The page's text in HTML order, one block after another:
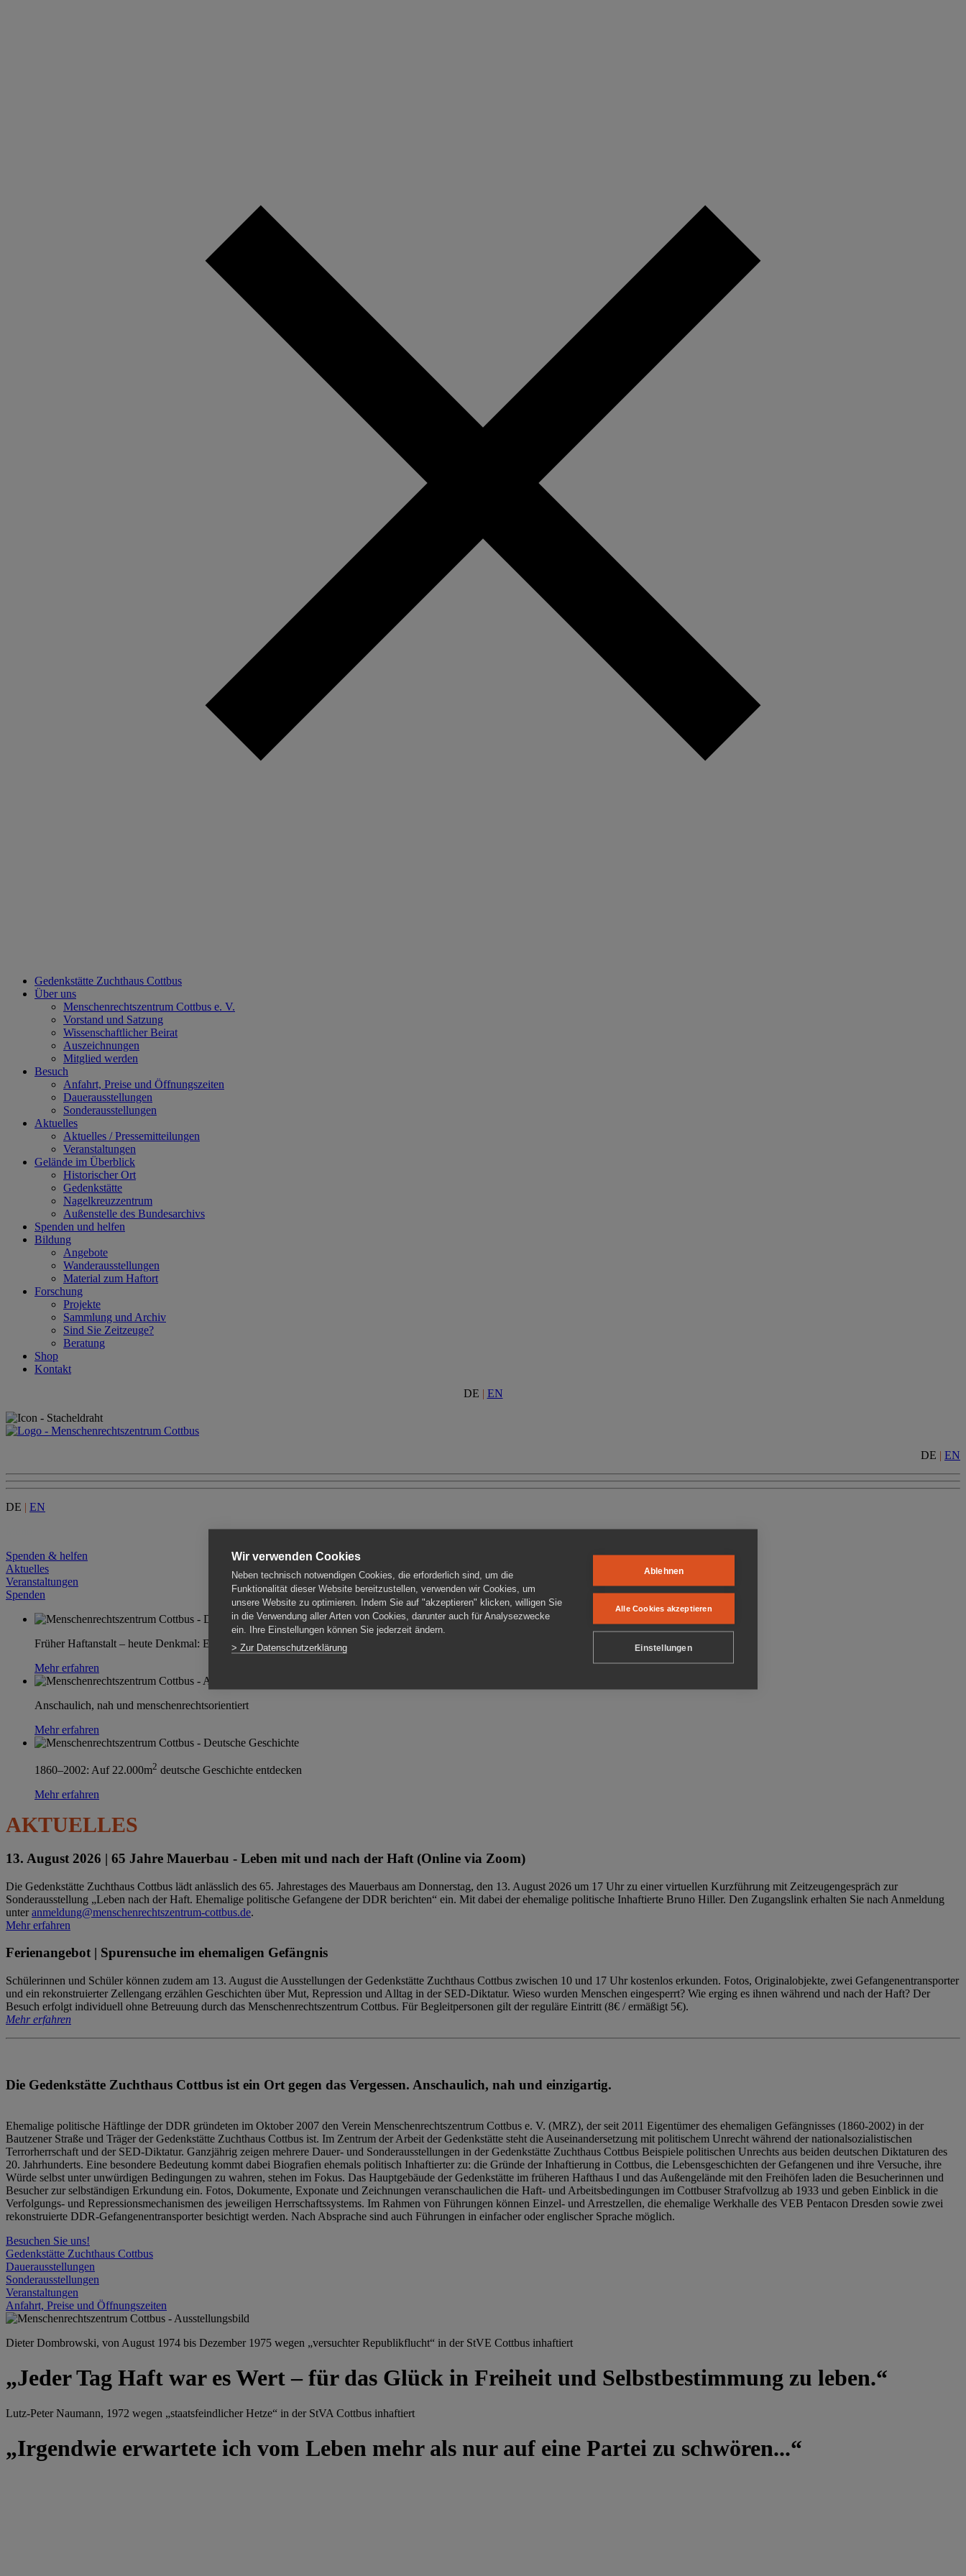
Gedenkstätte Zuchthaus Cottbus
Über uns
Menschenrechtszentrum Cottbus e. V.
Vorstand und Satzung
Wissenschaftlicher Beirat
Auszeichnungen
Mitglied werden
Besuch
Anfahrt, Preise und Öffnungszeiten
Dauerausstellungen
Sonderausstellungen
Aktuelles
Aktuelles / Pressemitteilungen
Veranstaltungen
Gelände im Überblick
Historischer Ort
Gedenkstätte
Nagelkreuzzentrum
Außenstelle des Bundesarchivs
Spenden und helfen
Bildung
Angebote
Wanderausstellungen
Material zum Haftort
Forschung
Projekte
Sammlung und Archiv
Sind Sie Zeitzeuge?
Beratung
Shop
Kontakt
DE | EN
DE | EN
DE | EN
Spenden & helfen
Aktuelles
Veranstaltungen
Spenden
Früher Haftanstalt – heute Denkmal: Einen Ort im Wandel erleben
Mehr erfahren
Anschaulich, nah und menschenrechtsorientiert
Mehr erfahren
1860–2002: Auf 22.000m2 deutsche Geschichte entdecken
Mehr erfahren
AKTUELLES
13. August 2026 | 65 Jahre Mauerbau - Leben mit und nach der Haft (Online via Zoom)
Die Gedenkstätte Zuchthaus Cottbus lädt anlässlich des 65. Jahrestages des Mauerbaus am Donnerstag, den 13. August 2026 um 17 Uhr zu einer virtuellen Kurzführung mit Zeitzeugengespräch zur
Sonderausstellung „Leben nach der Haft. Ehemalige politische Gefangene der DDR berichten“ ein. Mit dabei der ehemalige politische Inhaftierte Bruno Hiller. Den Zugangslink erhalten Sie nach Anmeldung
unteranmeldung@menschenrechtszentrum-cottbus.de.
Mehr erfahren
Ferienangebot | Spurensuche im ehemaligen Gefängnis
Schülerinnen und Schüler können zudem am 13. August die Ausstellungen der Gedenkstätte Zuchthaus Cottbus zwischen 10 und 17 Uhr kostenlos erkunden. Fotos, Originalobjekte, zwei Gefangenentransporter
und ein rekonstruierter Zellengang erzählen Geschichten über Mut, Repression und Alltag in der SED-Diktatur. Wieso wurden Menschen eingesperrt? Wie erging es ihnen während und nach der Haft? Der
Besuch erfolgt individuell ohne Betreuung durch das Menschenrechtszentrum Cottbus. Für Begleitpersonen gilt der reguläre Eintritt (8€ / ermäßigt 5€).
Mehr erfahren
Die Gedenkstätte Zuchthaus Cottbus ist ein Ort gegen das Vergessen. Anschaulich, nah und einzigartig.
Ehemalige politische Häftlinge der DDR gründeten im Oktober 2007 den Verein Menschenrechtszentrum Cottbus e. V. (MRZ), der seit 2011 Eigentümer des ehemaligen Gefängnisses (1860-2002) in der
Bautzener Straße und Träger der Gedenkstätte Zuchthaus Cottbus ist. Im Zentrum der Arbeit der Gedenkstätte steht die Auseinandersetzung mit politischem Unrecht während der nationalsozialistischen
Terrorherrschaft und der SED-Diktatur. Ganzjährig zeigen mehrere Dauer- und Sonderausstellungen in der Gedenkstätte Zuchthaus Cottbus Beispiele politischen Unrechts aus beiden deutschen Diktaturen des
20. Jahrhunderts. Eine besondere Bedeutung kommt dabei Biografien ehemals politisch Inhaftierter zu: die Gründe der Inhaftierung in Cottbus, die Lebensgeschichten der Gefangenen und ihre Versuche, ihre
Würde selbst unter unwürdigen Bedingungen zu wahren, stehen im Fokus. Das Hauptgebäude der Gedenkstätte im früheren Hafthaus I und das Außengelände mit den Freihöfen laden die Besucherinnen und
Besucher zur selbständigen Erkundung ein. Fotos, Dokumente, Exponate und Zeichnungen veranschaulichen die Haft- und Arbeitsbedingungen im Cottbuser Strafvollzug ab 1933 und geben Einblick in die
Verfolgungs- und Repressionsmechanismen des jeweiligen Herrschaftssystems. Im Rahmen von Führungen können Einzel- und Arrestzellen, die ehemalige Werkhalle des VEB Pentacon Dresden sowie zwei
rekonstruierte DDR-Gefangenentransporter besichtigt werden. Nach Absprache sind auch Führungen in einfacher oder englischer Sprache möglich.
Besuchen Sie uns!
Gedenkstätte Zuchthaus Cottbus
Dauerausstellungen
Sonderausstellungen
Veranstaltungen
Anfahrt, Preise und Öffnungszeiten
Dieter Dombrowski, von August 1974 bis Dezember 1975 wegen „versuchter Republikflucht“ in der StVE Cottbus inhaftiert
„Jeder Tag Haft war es Wert – für das Glück in Freiheit und Selbstbestimmung zu leben.“
Lutz-Peter Naumann, 1972 wegen „staatsfeindlicher Hetze“ in der StVA Cottbus inhaftiert
„Irgendwie erwartete ich vom Leben mehr als nur auf eine Partei zu schwören...“
Wir verwenden Cookies
Neben technisch notwendigen Cookies, die erforderlich sind, um die
Funktionalität dieser Website bereitzustellen, verwenden wir Cookies, um
unsere Website zu optimieren. Indem Sie auf "akzeptieren" klicken, willigen Sie
in die Verwendung aller Arten von Cookies, darunter auch für Analysezwecke
ein. Ihre Einstellungen können Sie jederzeit ändern.
> Zur Datenschutzerklärung
Ablehnen
Alle Cookies akzeptieren
Einstellungen